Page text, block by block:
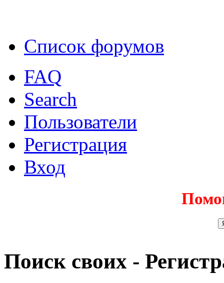
Список форумов
FAQ
Search
Пользователи
Регистрация
Вход
Поиск своих -